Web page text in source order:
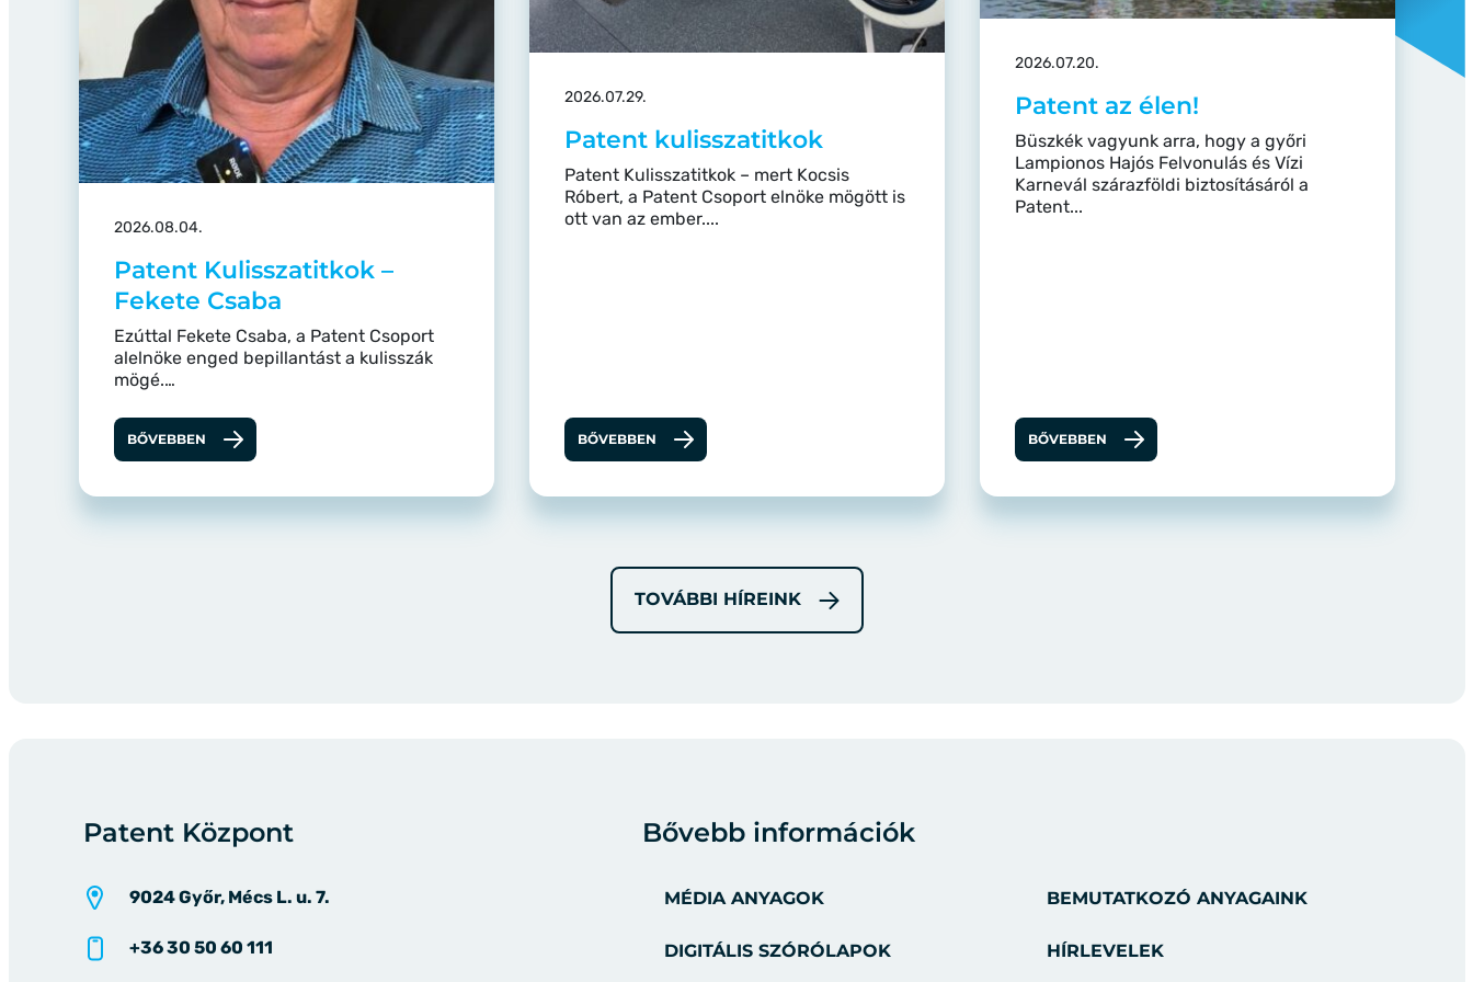
2026.08.04.
Patent Kulisszatitkok –
Fekete Csaba
Ezúttal Fekete Csaba, a Patent Csoport
alelnöke enged bepillantást a kulisszák
mögé.…
BŐVEBBEN
2026.07.29.
Patent kulisszatitkok
Patent Kulisszatitkok – mert Kocsis
Róbert, a Patent Csoport elnöke mögött is
ott van az ember....
BŐVEBBEN
2026.07.20.
Patent az élen!
Büszkék vagyunk arra, hogy a győri
Lampionos Hajós Felvonulás és Vízi
Karnevál szárazföldi biztosításáról a
Patent...
BŐVEBBEN
TOVÁBBI HÍREINK
Patent Központ
9024 Győr, Mécs L. u. 7.
+36 30 50 60 111
Bővebb információk
MÉDIA ANYAGOK
DIGITÁLIS SZÓRÓLAPOK
BEMUTATKOZÓ ANYAGAINK
HÍRLEVELEK